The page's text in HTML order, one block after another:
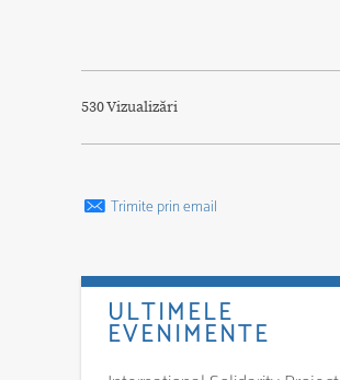
530 Vizualizări
Trimite prin email
ULTIMELE
EVENIMENTE